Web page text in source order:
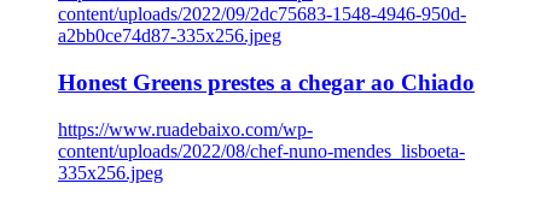
content/uploads/2022/09/2dc75683-1548-4946-950d-
a2bb0ce74d87-335x256.jpeg
Honest Greens prestes a chegar ao Chiado
https://www.ruadebaixo.com/wp-
content/uploads/2022/08/chef-nuno-mendes_lisboeta-
335x256.jpeg